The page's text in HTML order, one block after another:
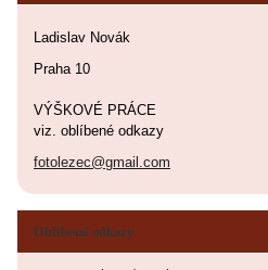
Ladislav Novák
Praha 10
VÝŠKOVÉ PRÁCE
viz. oblíbené odkazy
fotolezec@gmail.com
Oblíbené odkazy